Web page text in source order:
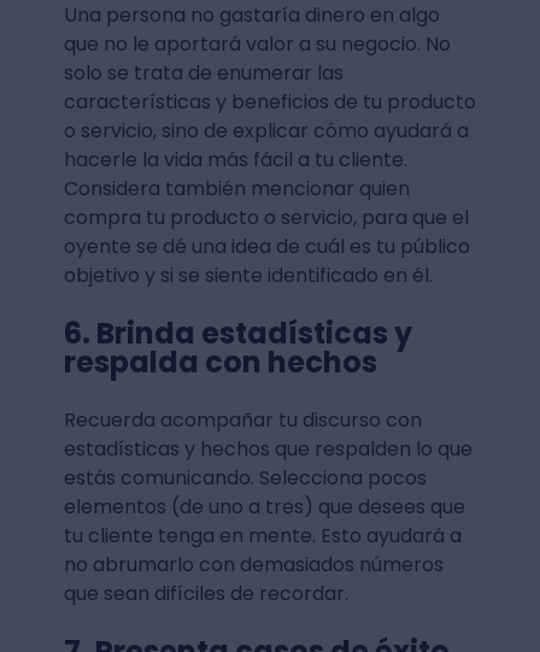
Una persona no gastaría dinero en algo
que no le aportará valor a su negocio. No
solo se trata de enumerar las
características y beneficios de tu producto
o servicio, sino de explicar cómo ayudará a
hacerle la vida más fácil a tu cliente.
Considera también mencionar quien
compra tu producto o servicio, para que el
oyente se dé una idea de cuál es tu público
objetivo y si se siente identificado en él.
6. Brinda estadísticas y
respalda con hechos
Recuerda acompañar tu discurso con
estadísticas y hechos que respalden lo que
estás comunicando. Selecciona pocos
elementos (de uno a tres) que desees que
tu cliente tenga en mente. Esto ayudará a
no abrumarlo con demasiados números
que sean difíciles de recordar.